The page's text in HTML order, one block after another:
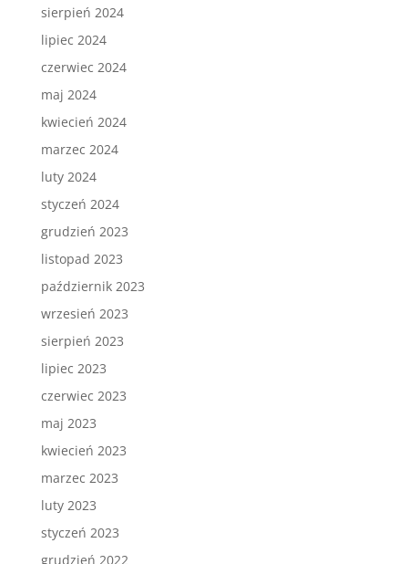
sierpień 2024
lipiec 2024
czerwiec 2024
maj 2024
kwiecień 2024
marzec 2024
luty 2024
styczeń 2024
grudzień 2023
listopad 2023
październik 2023
wrzesień 2023
sierpień 2023
lipiec 2023
czerwiec 2023
maj 2023
kwiecień 2023
marzec 2023
luty 2023
styczeń 2023
grudzień 2022